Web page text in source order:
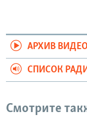
АРХИВ
СПИСОК
Смотрите